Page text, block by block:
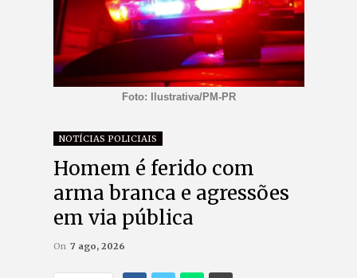
Foto: Ilustrativa/PM-PR
NOTÍCIAS POLICIAIS
Homem é ferido com
arma branca e agressões
em via pública
On 7 ago, 2026